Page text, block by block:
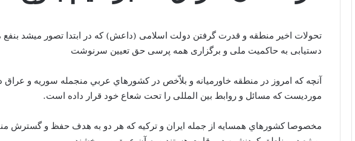
تحولات اخیر منطقه و قدرت گرفتن دولت اسلامی (داعش) که در ابتدا تصور میشد بنفع
دستیابی به حاکمیت ملی و برگزاری همه پرسی حق تعیین سرنوشت
آنچه كه امروز در منطقه خاورميانه و بلاّخص در كشورهاي عربي منجمله سوریه و
موردیست که مسائل و روابط بین المللی را تحت شعاع خود قرار داده است.
مخصوصا كشورهاي همسايه از جمله ايران و تركيه كه هر دو به هدف حفظ و گسترش